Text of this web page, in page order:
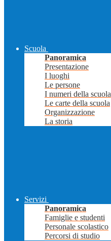
Scuola
Panoramica
Presentazione
I luoghi
Le persone
I numeri della scuola
Le carte della scuola
Organizzazione
La storia
Servizi
Panoramica
Famiglie e studenti
Personale scolastico
Percorsi di studio